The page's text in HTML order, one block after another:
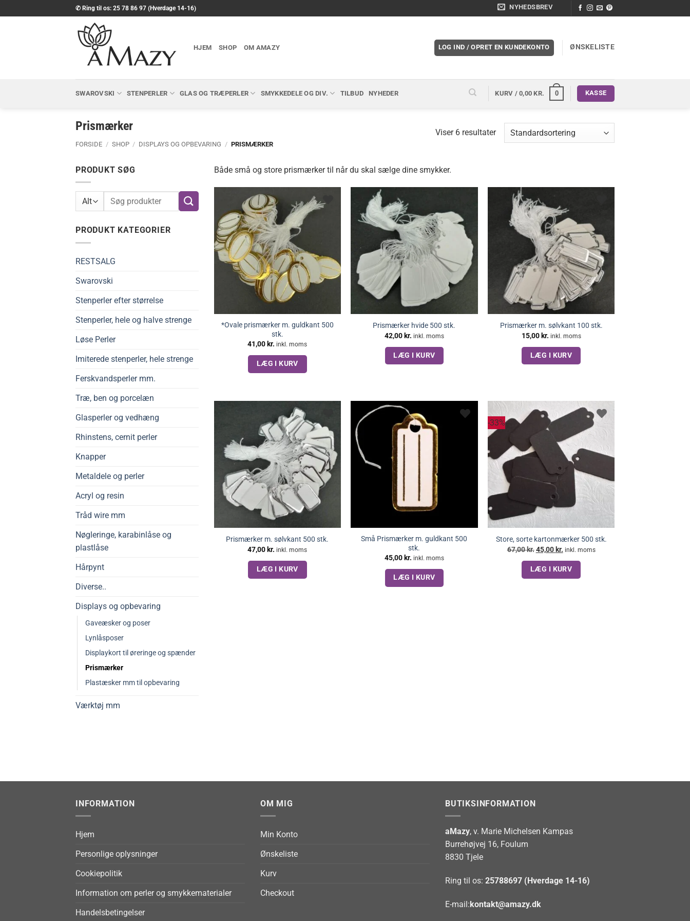
til
✆ Ring til os: 25 78 86 97 (Hverdage 14-16) NYHEDSBREV
HJEM SHOP OM AMAZY LOG IND / OPRET EN KUNDEKONTO ØNSKELISTE
SWAROVSKI STENPERLER GLAS OG TRÆPERLER SMYKKEDELE OG DIV. TILBUD NYHEDER KURV /0,00KR. 0 KASSE
Prismærker
FORSIDE / SHOP / DISPLAYS OG OPBEVARING / PRISMÆRKER
Viser 6 resultater
PRODUKT SØG
Søg
PRODUKT KATEGORIER
RESTSALG
Swarovski
Stenperler efter størrelse
Stenperler, hele og halve strenge
Løse Perler
Imiterede stenperler, hele strenge
Ferskvandsperler mm.
Træ, ben og porcelæn
Glasperler og vedhæng
Rhinstens, cernit perler
Knapper
Metaldele og perler
Acryl og resin
Tråd wire mm
Nøgleringe, karabinlåse og
plastlåse
Hårpynt
Diverse..
Displays og opbevaring
Gaveæsker og poser
Lynlåsposer
Displaykort til øreringe og spænder
Prismærker
Plastæsker mm til opbevaring
Værktøj mm
Både små og store prismærker til når du skal sælge dine smykker.
*Ovale prismærker m. guldkant 500
stk.
41,00 kr. inkl. moms
LÆG I KURV
Prismærker hvide 500 stk.
42,00 kr. inkl. moms
LÆG I KURV
Prismærker m. sølvkant 100 stk.
15,00 kr. inkl. moms
LÆG I KURV
Prismærker m. sølvkant 500 stk.
47,00 kr. inkl. moms
LÆG I KURV
Små Prismærker m. guldkant 500
stk.
45,00 kr. inkl. moms
LÆG I KURV
-33%
Store, sorte kartonmærker 500 stk.
67,00kr.Den
pris
var:
67,00 kr..
45,00 kr.Den
pris
er:
45,00 kr..
inkl. moms
LÆG I KURV
INFORMATION
Hjem
Personlige oplysninger
Cookiepolitik
Information om perler og smykkematerialer
Handelsbetingelser
OM MIG
Min Konto
Ønskeliste
Kurv
Checkout
BUTIKSINFORMATION
aMazy, v. Marie Michelsen Kampas
Burrehøjvej 16, Foulum
8830 Tjele
Ring til os: 25788697 (Hverdage 14-16)
E-mail:kontakt@amazy.dk